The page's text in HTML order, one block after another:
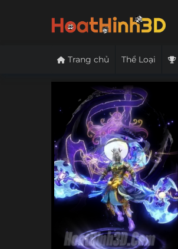
Trang chủ Thể Loại